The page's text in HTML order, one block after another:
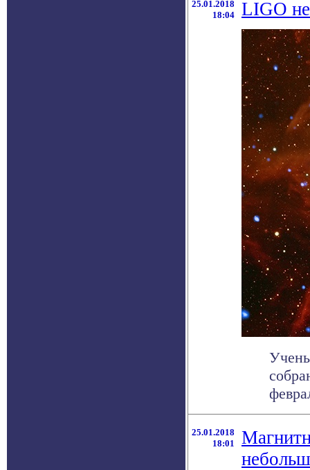
25.01.2018
18:04
LIGO
25.01.2018
18:01